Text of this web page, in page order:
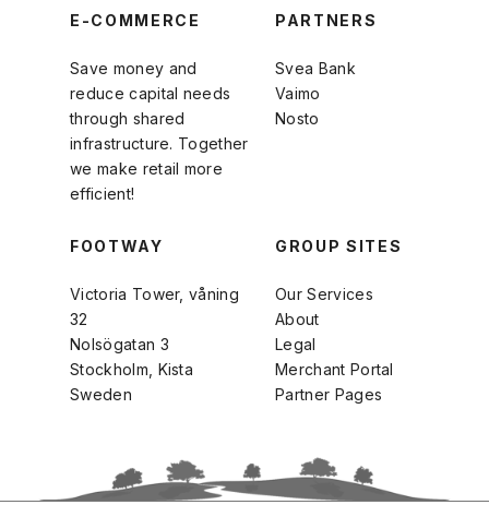
E-COMMERCE
Save money and
reduce capital needs
through shared
infrastructure. Together
we make retail more
efficient!
PARTNERS
Svea Bank
Vaimo
Nosto
FOOTWAY
Victoria Tower, våning
32
Nolsögatan 3
Stockholm, Kista
Sweden
GROUP SITES
Our Services
About
Legal
Merchant Portal
Partner Pages